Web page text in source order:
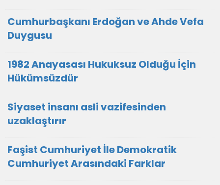
Cumhurbaşkanı Erdoğan ve Ahde Vefa
Duygusu
1982 Anayasası Hukuksuz Olduğu İçin
Hükümsüzdür
Siyaset insanı asli vazifesinden
uzaklaştırır
Faşist Cumhuriyet İle Demokratik
Cumhuriyet Arasındaki Farklar